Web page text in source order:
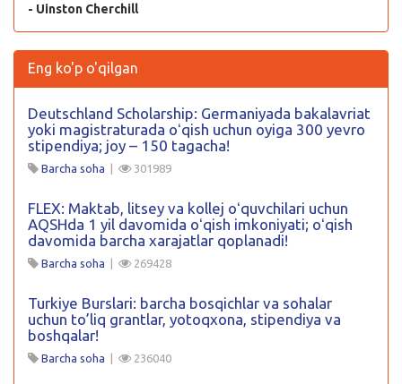
- Uinston Cherchill
Eng ko'p o'qilgan
Deutschland Scholarship: Germaniyada bakalavriat
yoki magistraturada oʻqish uchun oyiga 300 yevro
stipendiya; joy – 150 tagacha!
Barcha soha | 301989
FLEX: Maktab, litsey va kollej oʻquvchilari uchun
AQSHda 1 yil davomida oʻqish imkoniyati; oʻqish
davomida barcha xarajatlar qoplanadi!
Barcha soha | 269428
Turkiye Burslari: barcha bosqichlar va sohalar
uchun to’liq grantlar, yotoqxona, stipendiya va
boshqalar!
Barcha soha | 236040